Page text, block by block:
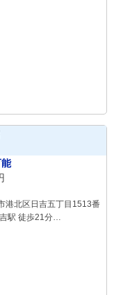
港北区日吉五丁目1513番
駅 徒歩21分